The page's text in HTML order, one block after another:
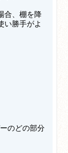
合、棚を降
い勝手がよ
のどの部分